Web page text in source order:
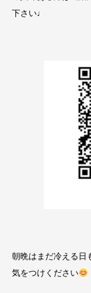
下さい♩
朝晩はまだ冷える日
気をつけください